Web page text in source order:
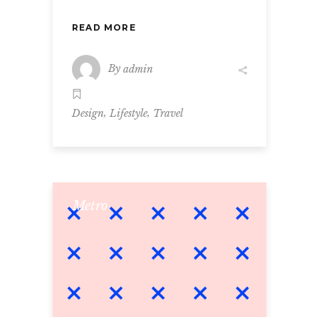
READ MORE
By admin
Design, Lifestyle, Travel
Metro